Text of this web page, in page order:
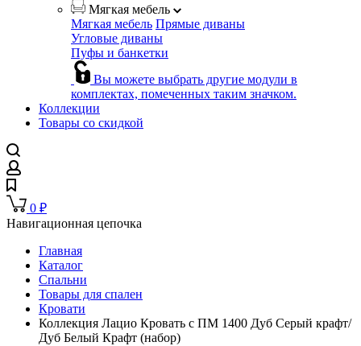
Мягкая мебель
Мягкая мебель Прямые диваны
Угловые диваны
Пуфы и банкетки
Вы можете выбрать другие модули в
комплектах, помеченных таким значком.
Коллекции
Товары со скидкой
0 ₽
Навигационная цепочка
Главная
Каталог
Спальни
Товары для спален
Кровати
Коллекция Лацио Кровать с ПМ 1400 Дуб Серый крафт/
Дуб Белый Крафт (набор)